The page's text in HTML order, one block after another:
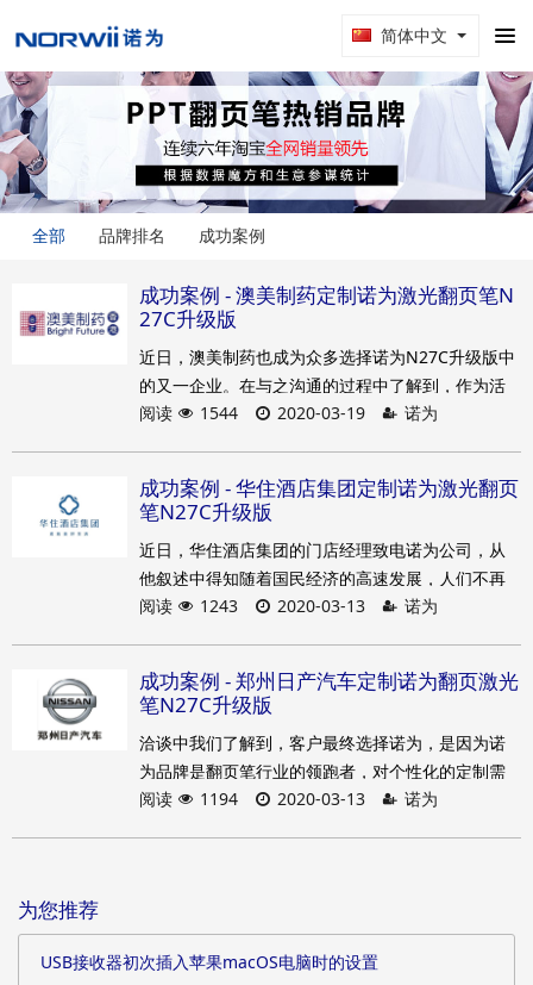
简体中文
全部 品牌排名 成功案例
成功案例 - ​澳美制药定制诺为激光翻页笔N
27C升级版
近日，澳美制药也成为众多选择诺为N27C升级版中
的又一企业。在与之沟通的过程中了解到，作为活
动的礼品，澳美制药并不是第一次选择激光翻页
信心满满。客户还说到，单就专业水平和良好的品
质还不够，N27C升级版时尚新颖的外观，也是行业
首创，也是他们选择跟诺为合作的原因之一。而对
于外观新颖时尚又实用，同时使用者反馈满意度又
高的产品，客户也表示也会在不同活动中重复的采
购，而就在本文发出之际，小编也又接到了业务员
那边传来客户再次返单的消息。
阅读 1544 2020-03-19 诺为
成功案例 - 华住酒店集团定制诺为激光翻页
笔N27C升级版
近日，华住酒店集团的门店经理致电诺为公司，从
他叙述中得知随着国民经济的高速发展，人们不再
简单满足于吃饱喝足，同时对物质的享受也跟着提
要定制一批PPT翻页笔发放给培训老师或者后期一些
大客户作为礼品赠送，印刷华住logo也是起到宣传
酒店作用。诺为人员快速响应客户的要求，在最短
时间内完成了logo设计和排版制作。客户收到产品
后表示非常满意，同时表示后续酒店有活动需要礼
品还采购诺为翻页笔。
阅读 1243 2020-03-13 诺为
成功案例 - ​郑州日产汽车定制诺为翻页激光
笔N27C升级版
洽谈中我们了解到，客户最终选择诺为，是因为诺
为品牌是翻页笔行业的领跑者，对个性化的定制需
求能够提供专业、快捷、完善的支持。诺为销售人
合，最终在短短的几天时间内保质保量的完成客户
阅读 1194 2020-03-13 诺为
为您推荐
USB接收器初次插入苹果macOS电脑时的设置